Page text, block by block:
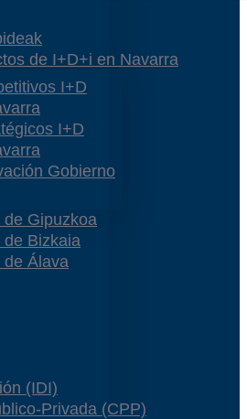
de I+D+i en Navarra
I+D
I+D
Gobierno
Gipuzkoa
de Bizkaia
de Álava
(IDI)
Privada (CPP)